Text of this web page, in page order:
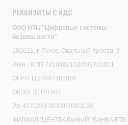
РЕКВИЗИТЫ C НДС
ООО НТЦ "Цифровые системы
безопасности"
180021, г. Псков, Овальный проезд, 9
ИНН / КПП 7810402102/602701001
ОГРН 1137847465865
ОКПО: 33101667
Р/с 40702810920060003138
ФИЛИАЛ "ЦЕНТРАЛЬНЫЙ" БАНКА ВТБ